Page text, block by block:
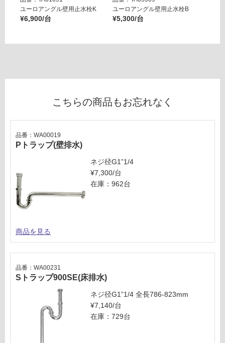
い
な
ユーロアングル壁用止水栓K
¥6,900/台
ユーロアングル壁用止水栓B
¥5,300/台
こちらの商品もお忘れなく
Pトラップ(壁排水)
品番：WA00019
ネジ径G1”1/4
¥7,300/台
在庫：962台
商品を見る
Sトラップ900SE(床排水)
品番：WA00231
ネジ径G1”1/4 全長786-823mm
¥7,140/台
在庫：729台